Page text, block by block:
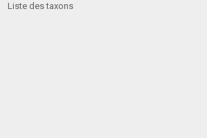
Liste des taxons